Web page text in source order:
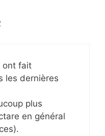
ont fait
les dernières
plus
en général